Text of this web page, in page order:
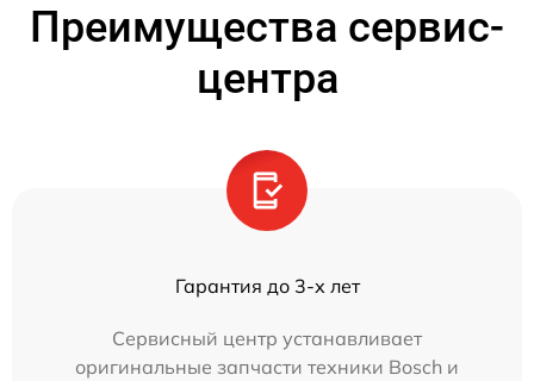
Преимущества сервис-
центра
Гарантия до 3-х лет
Сервисный центр устанавливает
оригинальные запчасти техники Bosch и